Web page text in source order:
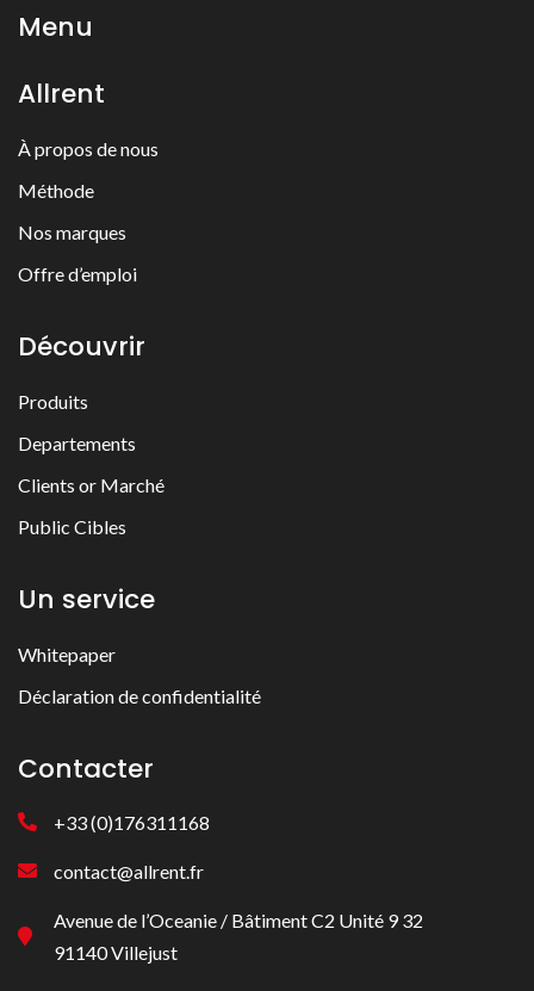
Menu
Allrent
À propos de nous
Méthode
Nos marques
Offre d’emploi
Découvrir
Produits
Departements
Clients or Marché
Public Cibles
Un service
Whitepaper
Déclaration de confidentialité
Contacter
+33 (0)176311168
contact@allrent.fr
Avenue de l’Oceanie / Bâtiment C2 Unité 9 32
91140 Villejust